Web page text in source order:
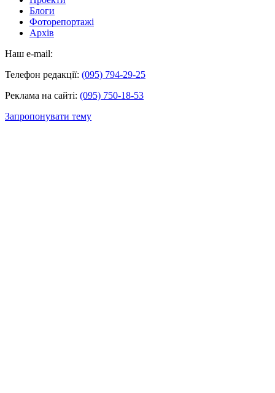
Блоги
Фоторепортажі
Архів
Наш e-mail:
Телефон редакції: (095) 794-29-25
Реклама на сайті: (095) 750-18-53
Запропонувати тему